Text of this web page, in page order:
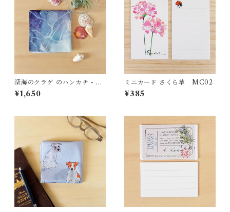
深海のクラゲ のハンカチ - コ
ットン・すこし大きめ - スカ
ーフにも HC25
¥1,650
ミニカード さくら草 MC02
¥385